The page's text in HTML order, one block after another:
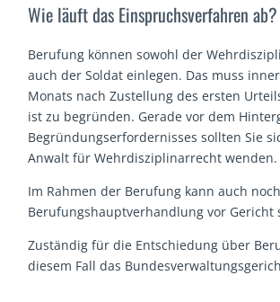
Wie läuft das Einspruchsverfahren ab?
Berufung können sowohl der
auch der Soldat einlegen. Das muss
Monats nach Zustellung des ersten
ist zu begründen. Gerade vor dem
Begründungserfordernisses sollten Sie
Anwalt für Wehrdisziplinarrecht wenden.
Im Rahmen der Berufung kann auch
Berufungshauptverhandlung vor Gericht
Zuständig für die Entschiedung über
diesem Fall das